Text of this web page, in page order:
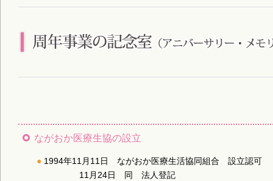
ながおか医療生協の設立
1994年11月11日 ながおか医療生活協同組合 設立認可
11月24日 同 法人登記